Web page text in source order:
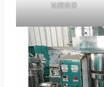
油製造機